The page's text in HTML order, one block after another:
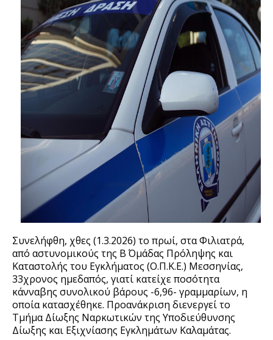
Συνελήφθη, χθες (1.3.2026) το πρωί, στα Φιλιατρά,
από αστυνομικούς της Β΄ Ομάδας Πρόληψης και
Καταστολής του Εγκλήματος (Ο.Π.Κ.Ε.) Μεσσηνίας,
33χρονος ημεδαπός, γιατί κατείχε ποσότητα
κάνναβης συνολικού βάρους -6,96- γραμμαρίων, η
οποία κατασχέθηκε. Προανάκριση διενεργεί το
Τμήμα Δίωξης Ναρκωτικών της Υποδιεύθυνσης
Δίωξης και Εξιχνίασης Εγκλημάτων Καλαμάτας.